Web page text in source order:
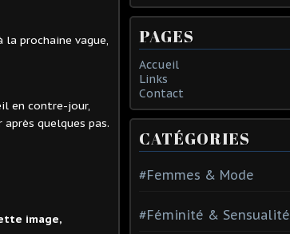
la prochaine vague,
en contre-jour,
quelques pas.
image,
PAGES
Accueil
Links
Contact
CATÉGORIES
#Femmes & Mode
#Féminité & Sensualité